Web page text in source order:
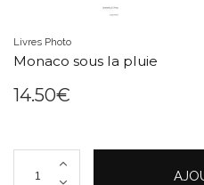
Livres Photo
Monaco sous la pluie
14.50€